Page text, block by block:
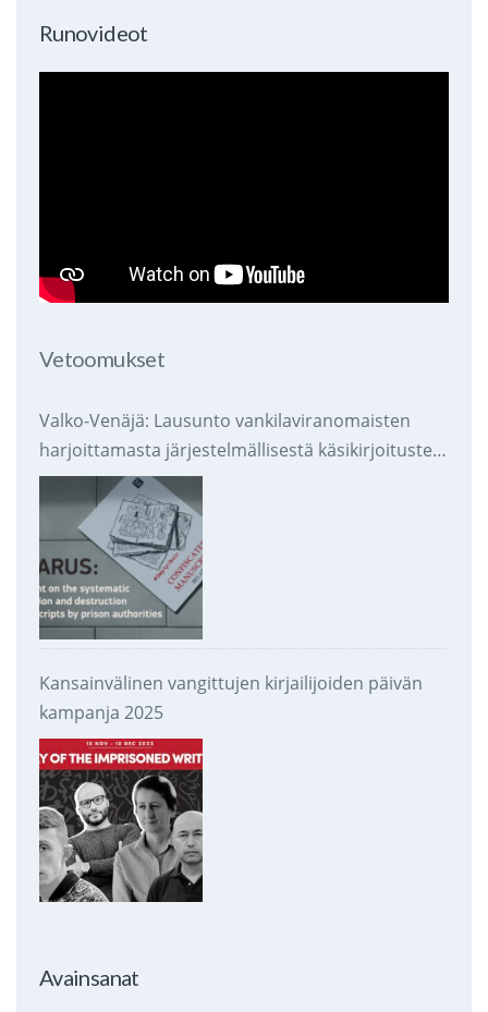
Runovideot
Vetoomukset
Valko-Venäjä: Lausunto vankilaviranomaisten
harjoittamasta järjestelmällisestä käsikirjoitusten
takavarikoinnista ja tuhoamisesta
Kansainvälinen vangittujen kirjailijoiden päivän
kampanja 2025
Avainsanat